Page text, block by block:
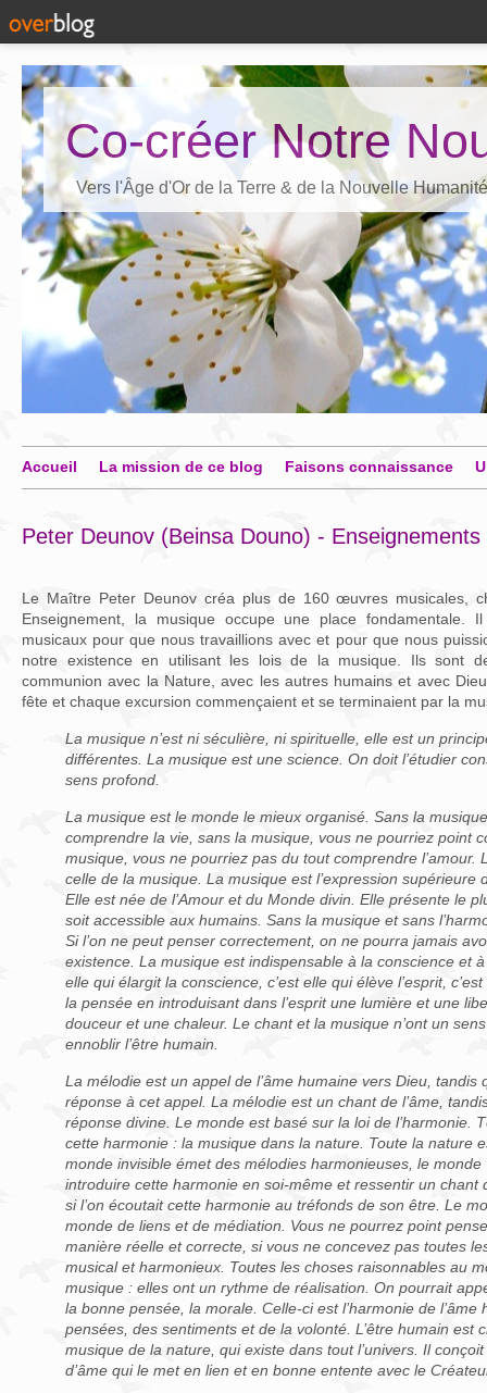
Co-créer Notre
Vers l'Âge d'Or de la Terre & de la Nouvelle Humanité
Accueil La mission de ce blog Faisons connaissance
Peter Deunov (Beinsa Douno) -
Le Maître Peter Deunov créa plus de 160 œuvres musicales,
Enseignement, la musique occupe une place fondamentale.
musicaux pour que nous travaillions avec et pour que nous
notre existence en utilisant les lois de la musique. Ils sont
communion avec la Nature, avec les autres humains et avec
fête et chaque excursion commençaient et se terminaient par la
La musique n’est ni séculière, ni spirituelle, elle est un
différentes. La musique est une science. On doit l’étudier
sens profond.
La musique est le monde le mieux organisé. Sans la
comprendre la vie, sans la musique, vous ne pourriez point
musique, vous ne pourriez pas du tout comprendre l’amour.
celle de la musique. La musique est l’expression supérieure
Elle est née de l’Amour et du Monde divin. Elle présente le
soit accessible aux humains. Sans la musique et sans
Si l’on ne peut penser correctement, on ne pourra jamais
existence. La musique est indispensable à la conscience et à
elle qui élargit la conscience, c’est elle qui élève l’esprit,
la pensée en introduisant dans l’esprit une lumière et une
douceur et une chaleur. Le chant et la musique n’ont un
ennoblir l’être humain.
La mélodie est un appel de l’âme humaine vers Dieu, tandis
réponse à cet appel. La mélodie est un chant de l’âme,
réponse divine. Le monde est basé sur la loi de l’harmonie.
cette harmonie : la musique dans la nature. Toute la nature
monde invisible émet des mélodies harmonieuses, le
introduire cette harmonie en soi-même et ressentir un
si l’on écoutait cette harmonie au tréfonds de son être. Le
monde de liens et de médiation. Vous ne pourrez point
manière réelle et correcte, si vous ne concevez pas toutes
musical et harmonieux. Toutes les choses raisonnables au
musique : elles ont un rythme de réalisation. On pourrait
la bonne pensée, la morale. Celle-ci est l’harmonie de l’âme
pensées, des sentiments et de la volonté. L’être humain est
musique de la nature, qui existe dans tout l’univers. Il
d’âme qui le met en lien et en bonne entente avec le